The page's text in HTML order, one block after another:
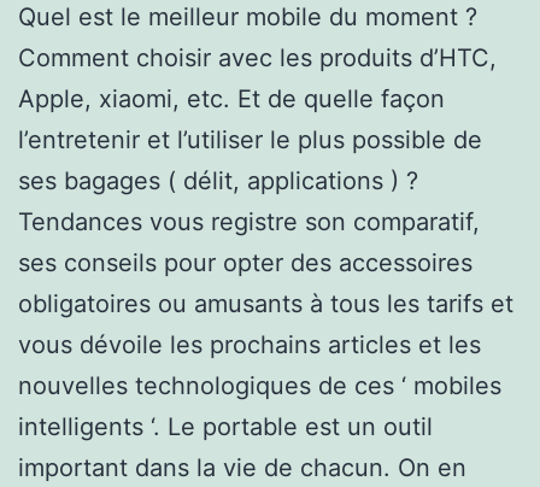
Quel est le meilleur mobile du moment ?
Comment choisir avec les produits d’HTC,
Apple, xiaomi, etc. Et de quelle façon
l’entretenir et l’utiliser le plus possible de
ses bagages ( délit, applications ) ?
Tendances vous registre son comparatif,
ses conseils pour opter des accessoires
obligatoires ou amusants à tous les tarifs et
vous dévoile les prochains articles et les
nouvelles technologiques de ces ‘ mobiles
intelligents ‘. Le portable est un outil
important dans la vie de chacun. On en